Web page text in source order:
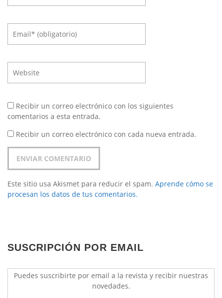
Recibir un correo electrónico con los siguientes
comentarios a esta entrada.
Recibir un correo electrónico con cada nueva entrada.
Este sitio usa Akismet para reducir el spam. Aprende cómo se
procesan los datos de tus comentarios.
SUSCRIPCIÓN POR EMAIL
Puedes suscribirte por email a la revista y recibir nuestras
novedades.